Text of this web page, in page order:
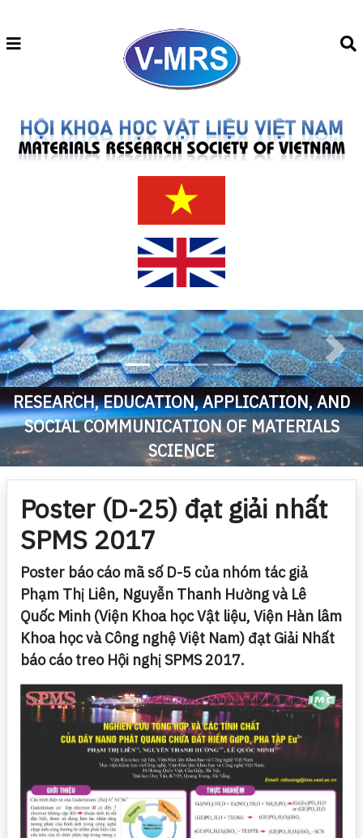
Previous Next
RESEARCH, EDUCATION, APPLICATION, AND
SOCIAL COMMUNICATION OF MATERIALS
SCIENCE
Poster (D-25) đạt giải nhất
SPMS 2017
Poster báo cáo mã số D-5 của nhóm tác giả
Phạm Thị Liên, Nguyễn Thanh Hường và Lê
Quốc Minh (Viện Khoa học Vật liệu, Viện Hàn lâm
Khoa học và Công nghệ Việt Nam) đạt Giải Nhất
báo cáo treo Hội nghị SPMS 2017.